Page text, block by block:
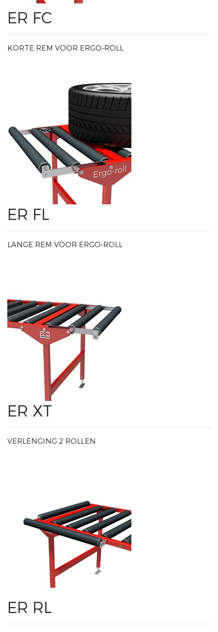
ER FC
KORTE REM VOOR ERGO-ROLL
ER FL
LANGE REM VOOR ERGO-ROLL
ER XT
VERLENGING 2 ROLLEN
ER RL